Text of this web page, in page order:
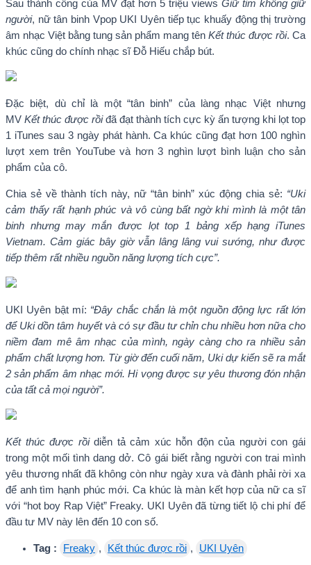
Sau thành công của MV đạt hơn 5 triệu views Giữ tim không giữ
người, nữ tân binh Vpop UKI Uyên tiếp tục khuấy động thị trường
âm nhạc Việt bằng tung sản phẩm mang tên Kết thúc được rồi. Ca
khúc cũng do chính nhạc sĩ Đỗ Hiếu chắp bút.
Đặc biệt, dù chỉ là một “tân binh” của làng nhạc Việt nhưng
MV Kết thúc được rồiđã đạt thành tích cực kỳ ấn tượng khi lọt top
1 iTunes sau 3 ngày phát hành. Ca khúc cũng đạt hơn 100 nghìn
lượt xem trên YouTube và hơn 3 nghìn lượt bình luận cho sản
phẩm của cô.
Chia sẻ về thành tích này, nữ “tân binh” xúc động chia sẻ: “Uki
cảm thấy rất hạnh phúc và vô cùng bất ngờ khi mình là một tân
binh nhưng may mắn được lọt top 1 bảng xếp hạng iTunes
Vietnam. Cảm giác bây giờ vẫn lâng lâng vui sướng, như được
tiếp thêm rất nhiều nguồn năng lượng tích cực”.
UKI Uyên bật mí: “Đây chắc chắn là một nguồn động lực rất lớn
để Uki dồn tâm huyết và có sự đầu tư chỉn chu nhiều hơn nữa cho
niềm đam mê âm nhạc của mình, ngày càng cho ra nhiều sản
phẩm chất lượng hơn. Từ giờ đến cuối năm, Uki dự kiến sẽ ra mắt
2 sản phẩm âm nhạc mới. Hi vọng được sự yêu thương đón nhận
của tất cả mọi người”.
Kết thúc được rồidiễn tả cảm xúc hỗn độn của người con gái
trong một mối tình dang dở. Cô gái biết rằng người con trai mình
yêu thương nhất đã không còn như ngày xưa và đành phải rời xa
để anh tìm hạnh phúc mới. Ca khúc là màn kết hợp của nữ ca sĩ
với “hot boy Rap Việt” Freaky. UKI Uyên đã từng tiết lộ chi phí để
đầu tư MV này lên đến 10 con số.
Tag : Freaky , Kết thúc được rồi , UKI Uyên